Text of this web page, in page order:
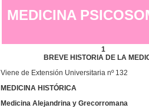
MEDICINA
1
BREVE HISTORIA DE LA
Viene de Extensión Universitaria nº 132
MEDICINA HISTÓRICA
Medicina Alejandrina y Grecorromana